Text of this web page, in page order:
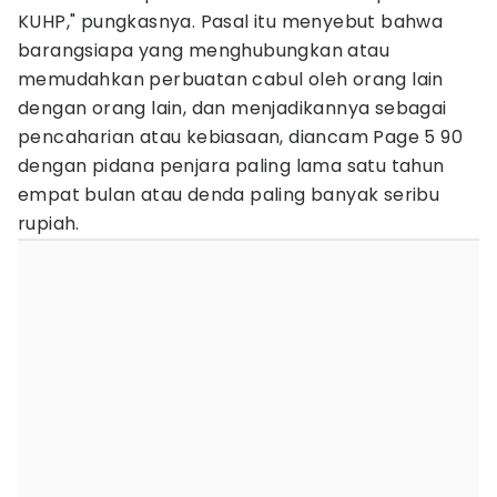
KUHP," pungkasnya. Pasal itu menyebut bahwa
barangsiapa yang menghubungkan atau
memudahkan perbuatan cabul oleh orang lain
dengan orang lain, dan menjadikannya sebagai
pencaharian atau kebiasaan, diancam Page 5 90
dengan pidana penjara paling lama satu tahun
empat bulan atau denda paling banyak seribu
rupiah.